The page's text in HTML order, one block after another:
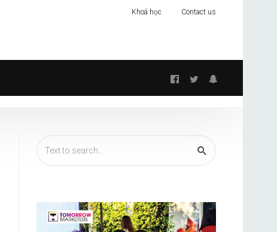
Khoá học Contact us
Follow